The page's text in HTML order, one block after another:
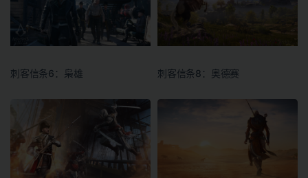
刺客信条6：枭雄 刺客信条8：奥德赛